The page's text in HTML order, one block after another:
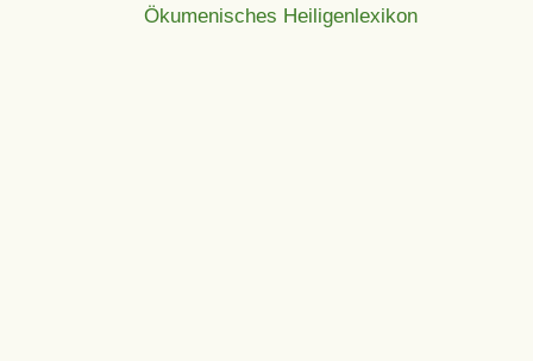
Ökumenisches Heiligenlexikon